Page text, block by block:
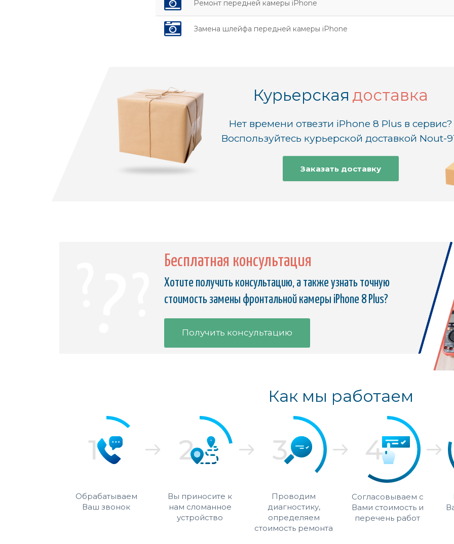
Ремонт передней камеры iPhone
Замена шлейфа передней камеры iPhone
Курьерская доставка
Нет времени отвезти iPhone 8 Plus в сервис?
Воспользуйтесь курьерской доставкой Nout-
Заказать доставку
Бесплатная консультация
Хотите получить консультацию, а также узнать точную
стоимость замены фронтальной камеры iPhone 8 Plus?
Получить консультацию
Как мы работаем
Обрабатываем
Ваш звонок
Вы приносите к
нам сломанное
устройство
Проводим
диагностику,
определяем
стоимость ремонта
Согласовываем с
Вами стоимость и
перечень работ